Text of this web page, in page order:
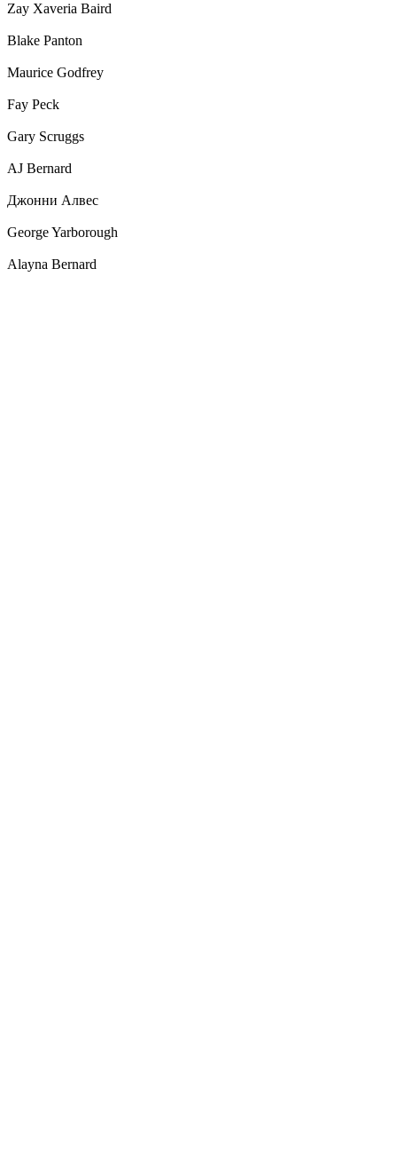
Zay Xaveria Baird
Blake Panton
Maurice Godfrey
Fay Peck
Gary Scruggs
AJ Bernard
Джонни Алвес
George Yarborough
Alayna Bernard